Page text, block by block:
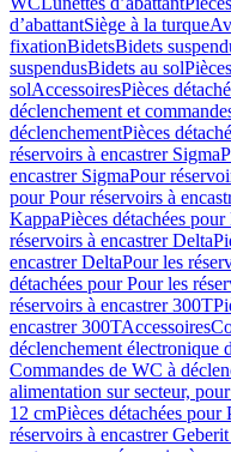
d’abattantSiège à la turque
fixationBidetsBidets
suspendusBidets au sol
solAccessoiresPièces
déclenchement et
déclenchementPièces
réservoirs à encastrer Sigma
encastrer SigmaPour
pour Pour réservoirs à
KappaPièces détachées
réservoirs à encastrer Delta
encastrer DeltaPour les
détachées pour Pour les
réservoirs à encastrer 300T
encastrer 300TAccessoires
déclenchement électronique
Commandes de WC à
alimentation sur secteur,
12 cmPièces détachées
réservoirs à encastrer